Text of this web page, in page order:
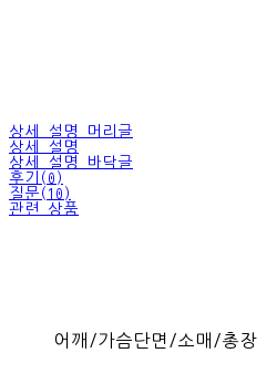
상세 설명 머리글
상세 설명
상세 설명 바닥글
후기(0)
질문(10)
관련 상품
어깨/가슴단면/소매/총장